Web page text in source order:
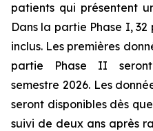
patients qui présentent
Dans la partie Phase I,
inclus. Les premières
partie Phase II
semestre 2026. Les
seront disponibles dès
suivi de deux ans après